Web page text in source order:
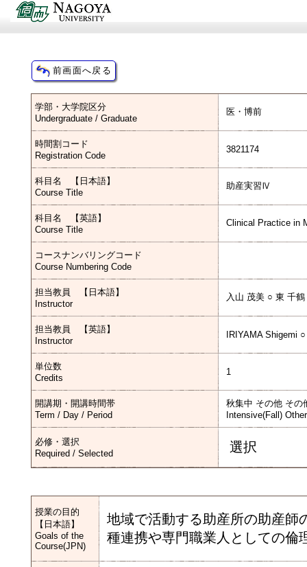
学部・大学院区分
Undergraduate / Graduate
医・博前
時間割コード
Registration Code
3821174
科目名 【日本語】
Course Title
助産実習Ⅳ
科目名 【英語】
Course Title
Clinical Practice in
コースナンバリングコード
Course Numbering Code
担当教員 【日本語】
Instructor
入山 茂美 ○ 東 千
担当教員 【英語】
Instructor
IRIYAMA Shigemi
単位数
Credits
1
開講期・開講時間帯
Term / Day / Period
秋集中 その他 その
Intensive(Fall)
必修・選択
Required / Selected
選択
授業の目的
【日本語】
Goals of the
Course(JPN)
地域で活動する助産所の助産師
種連携や専門職業人として